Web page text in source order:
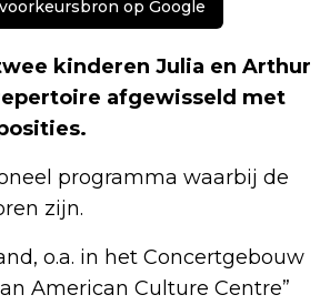
op Google
kinderen Julia en Arthur
afgewisseld met
programma waarbij de
zijn.
o.a. in het Concertgebouw
American Culture Centre”